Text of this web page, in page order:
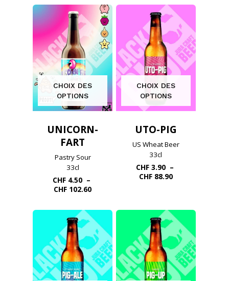
à
CHF 71.30
CHF 3.30
à
CHF 71.30
CHOIX DES
OPTIONS
UNICORN-
FART
Pastry Sour
33cl
CHF 4.50 –
CHF 102.60Plage
CHF 4.50
CHF 102.60
CHOIX DES
OPTIONS
UTO-PIG
US Wheat Beer
33cl
CHF3.90 –
CHF88.90Plage
à
CHF 88.90